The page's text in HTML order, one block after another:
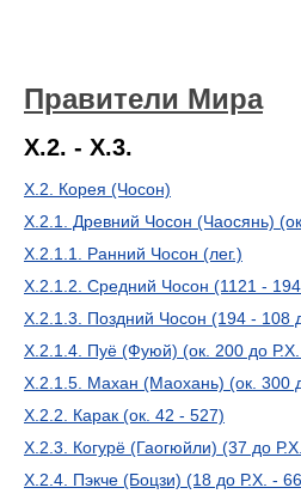
Правители Мира
X.2. - X.3.
X.2. Корея (Чосон)
X.2.1. Древний Чосон (Чаосянь)
X.2.1.1. Ранний Чосон (лег.)
X.2.1.2. Средний Чосон (1121 -
X.2.1.3. Поздний Чосон (194 - 108
X.2.1.4. Пуё (Фуюй) (ок. 200 до
X.2.1.5. Махан (Маохань) (ок. 300
X.2.2. Карак (ок. 42 - 527)
X.2.3. Когурё (Гаогюйли) (37 до
X.2.4. Пэкче (Боцзи) (18 до Р.Х. -